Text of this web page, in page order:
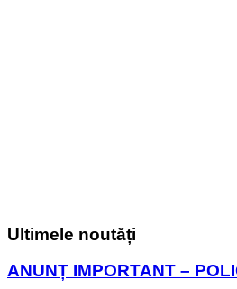
Ultimele noutăți
ANUNȚ IMPORTANT –